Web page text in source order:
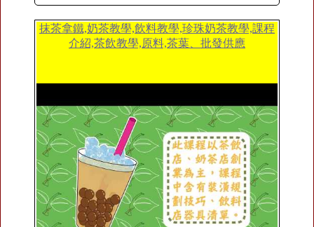
抹茶拿鐵,奶茶教學,飲料教學,珍珠奶茶教學,課程
介紹,茶飲教學,原料,茶葉、批發供應